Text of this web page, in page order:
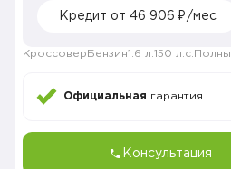
Кредит от 46 906 ₽/мес
Кроссовер Бензин1.6 л. 150 л.с.
Официальная гарантия
Консультация